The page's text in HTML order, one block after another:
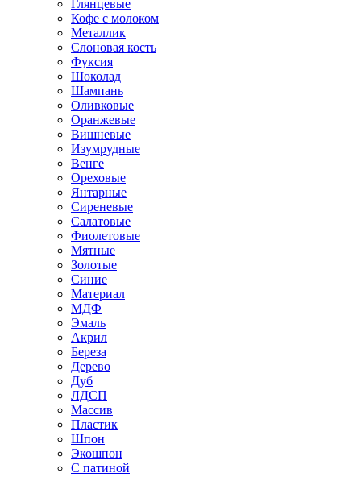
Глянцевые
Кофе с молоком
Металлик
Слоновая кость
Фуксия
Шоколад
Шампань
Оливковые
Оранжевые
Вишневые
Изумрудные
Венге
Ореховые
Янтарные
Сиреневые
Салатовые
Фиолетовые
Мятные
Золотые
Синие
Материал
МДФ
Эмаль
Акрил
Береза
Дерево
Дуб
ЛДСП
Массив
Пластик
Шпон
Экошпон
С патиной